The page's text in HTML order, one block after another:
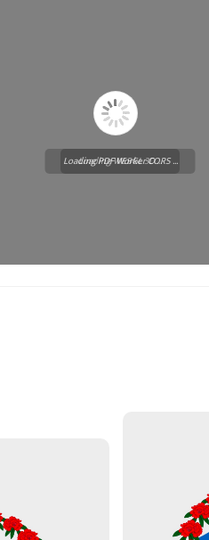
Loading WEBGL 3D ...
Loading PDF Worker CORS ...